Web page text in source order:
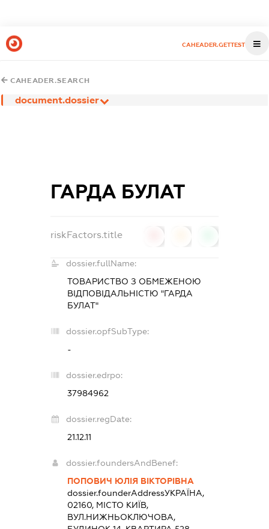
CAHEADER.GETTEST
CAHEADER.SEARCH
document.dossier
ГАРДА БУЛАТ
riskFactors.title
dossier.fullName:
ТОВАРИСТВО З ОБМЕЖЕНОЮ
ВІДПОВІДАЛЬНІСТЮ "ГАРДА
БУЛАТ"
dossier.opfSubType:
-
dossier.edrpo:
37984962
dossier.regDate:
21.12.11
dossier.foundersAndBenef:
ПОПОВИЧ ЮЛІЯ ВІКТОРІВНА
dossier.founderAddressУКРАЇНА,
02160, МІСТО КИЇВ,
ВУЛ.НИЖНЬОКЛЮЧОВА,